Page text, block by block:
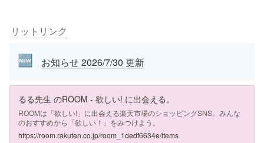
リットリンク
🆕 お知らせ 2026/7/30 更新
るる先生 のROOM - 欲しい! に出会える。
ROOMは「欲しい!」に出会える楽天市場のショッピングSNS。みんな
のおすすめから「欲しい！」をみつけよう。
https://room.rakuten.co.jp/room_1dedf6634e/items